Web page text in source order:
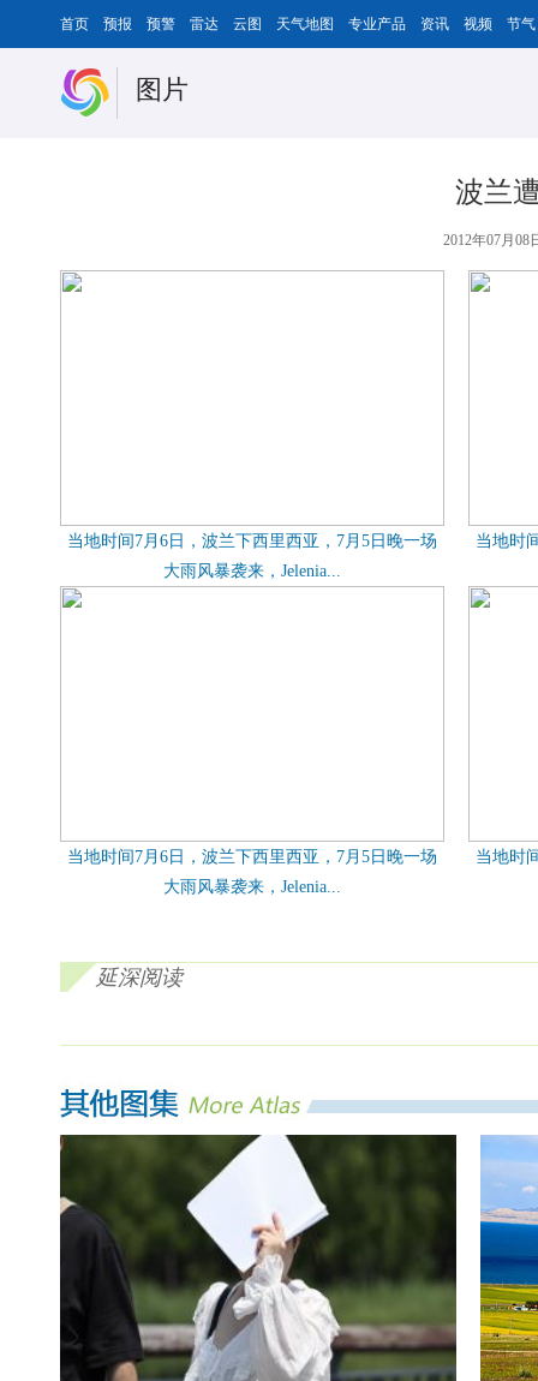
首页 预报 预警 雷达 云图 天气地图 专业产品 资讯 视频 节气
图片
波兰
2012年07月08
当地时间7月6日，波兰下西里西亚，7月5日晚一场
大雨风暴袭来，Jelenia...
当地时
当地时间7月6日，波兰下西里西亚，7月5日晚一场
大雨风暴袭来，Jelenia...
当地时
延深阅读